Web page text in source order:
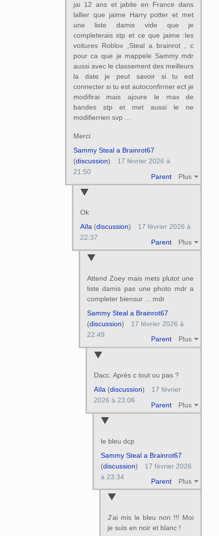
jai 12 ans et jabite en France dans
lallier que jaime Harry potter et met
une liste damis vide que je
completerais stp et ce que jaime :les
voitures Roblox ,Steal a brainrot , c
pour ca que je mappele Sammy mdr
aussi avec le classement des meilleurs
la date je peut savoir si tu est
connecter si tu est autoconfirmer ect je
modifirai mais ajoure le max de
bandes stp et met aussi le ne
modifierrien svp ...
Merci
Parent Plus
Sammy Steal a Brainrot67
(discussion)
17 février 2026 à
21:50
Ok
Parent Plus
Aïla(discussion)
17 février 2026 à
22:37
Attend Zoey mais mets plutot une
liste damis pas une photo mdr a
completer biensur ... mdr
Parent Plus
Sammy Steal a Brainrot67
(discussion)
17 février 2026 à
22:49
Dacc. Après c tout ou pas ?
Parent Plus
Aïla(discussion)
17 février
2026 à 23:06
le bleu dcp
Parent Plus
Sammy Steal a Brainrot67
(discussion)
17 février 2026
à 23:34
J'ai mis le bleu non !!! Moi
je suis en noir et blanc !